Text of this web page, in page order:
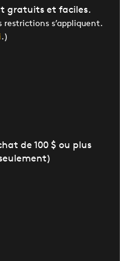
gratuits et faciles.
s’appliquent.
.)
de 100 $ ou plus